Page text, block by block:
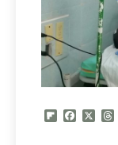
Flipboard